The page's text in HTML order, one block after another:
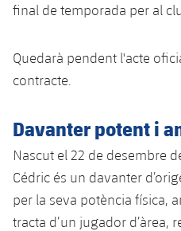
Spotify Camp Nou
Estadi Johan Cruyff
Barça Cafe
plusicon
més
final de temporada per al
Quedarà pendent l'acte
contracte.
Davanter potent i
Nascut el 22 de desembre
Cédric és un davanter
per la seva potència física,
tracta d’un jugador d’àrea,